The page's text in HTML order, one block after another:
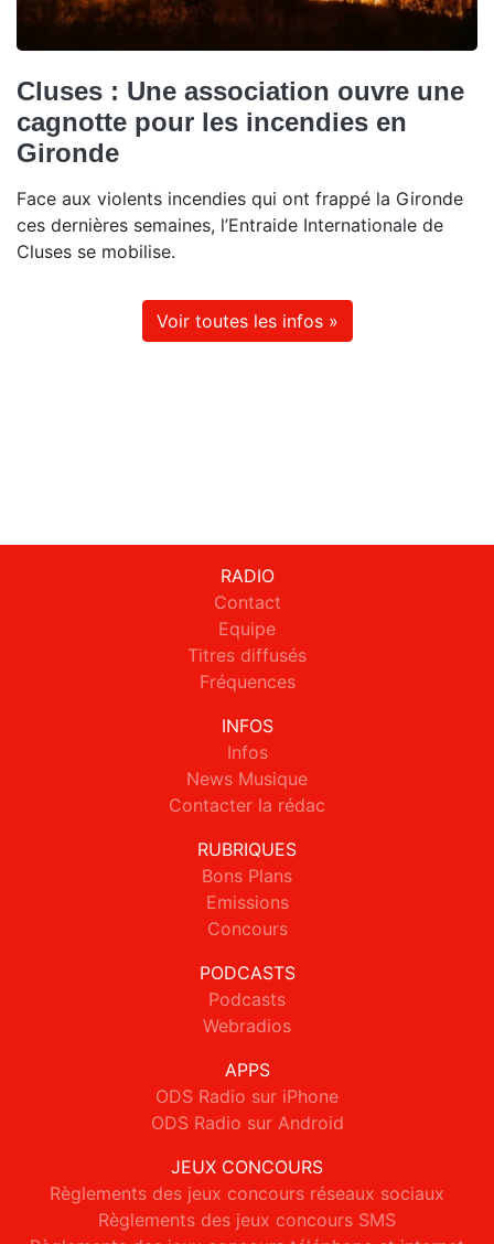
Cluses : Une association ouvre une
cagnotte pour les incendies en
Gironde
Face aux violents incendies qui ont frappé la Gironde
ces dernières semaines, l’Entraide Internationale de
Cluses se mobilise.
Voir toutes les infos »
RADIO
Contact
Equipe
Titres diffusés
Fréquences
INFOS
Infos
News Musique
Contacter la rédac
RUBRIQUES
Bons Plans
Emissions
Concours
PODCASTS
Podcasts
Webradios
APPS
ODS Radio sur iPhone
ODS Radio sur Android
JEUX CONCOURS
Règlements des jeux concours réseaux sociaux
Règlements des jeux concours SMS